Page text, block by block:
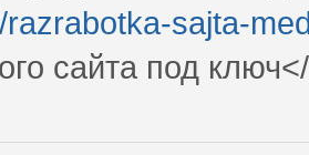
razrabotka-sajta-
сайта под